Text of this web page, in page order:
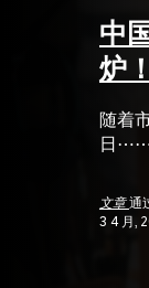
中
炉！
随着
日
文章通
3 4 月,